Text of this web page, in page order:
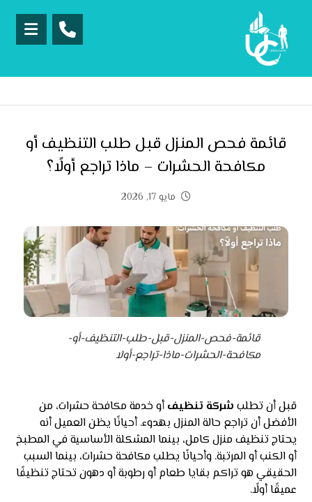
قائمة فحص المنزل قبل طلب التنظيف أو
مكافحة الحشرات – ماذا تراجع أولًا؟
مايو 17, 2026
قائمة-فحص-المنزل-قبل-طلب-التنظيف-أو-
مكافحة-الحشرات-ماذا-تراجع-أولا
قبل أن تطلب شركة تنظيفأو خدمة مكافحة حشرات، من
الأفضل أن تراجع حالة المنزل بهدوء. أحيانًا يظن العميل أنه
يحتاج تنظيف منزل كامل، بينما المشكلة الأساسية في المطبخ
أو الكنب أو المرتبة. وأحيانًا يطلب مكافحة حشرات، بينما السبب
الحقيقي هو تراكم بقايا طعام أو رطوبة أو دهون تحتاج تنظيفًا
عميقًا أولًا.